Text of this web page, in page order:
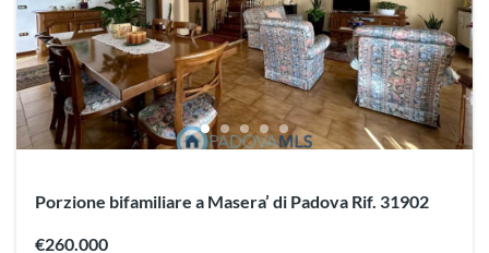
Porzione bifamiliare a Masera’ di Padova Rif. 31902
€260.000